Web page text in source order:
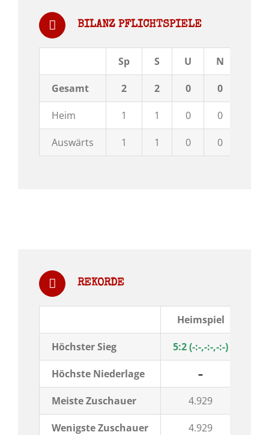
BILANZ PFLICHTSPIELE
Sp S U N
Gesamt 2 2 0 0
Heim 1 1 0 0
Auswärts 1 1 0 0
REKORDE
Heimspiel
Höchster Sieg 5:2 (-:-,-:-,-:-)
Höchste Niederlage –
Meiste Zuschauer 4.929
Wenigste Zuschauer 4.929